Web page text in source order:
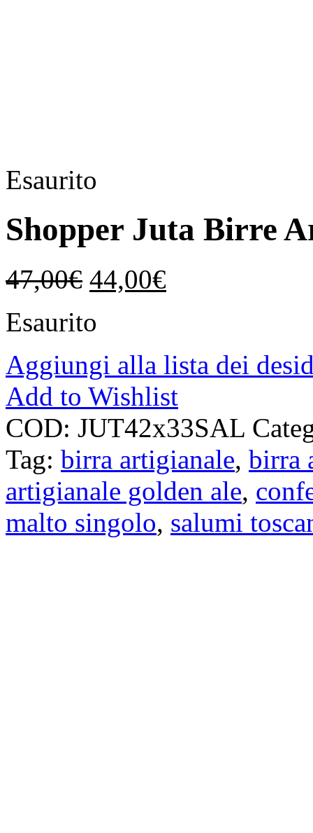
Esaurito
Shopper Juta Birre
47,00€ 44,00€
Esaurito
Aggiungi alla lista dei
Add to Wishlist
COD: JUT42x33SAL
Tag: birra artigianale, birra
artigianale golden ale,
malto singolo, salumi